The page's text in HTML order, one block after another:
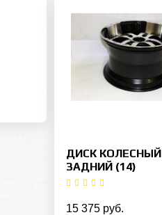
ДИСК КОЛЕСНЫЙ
ЗАДНИЙ (14)
15 375 руб.